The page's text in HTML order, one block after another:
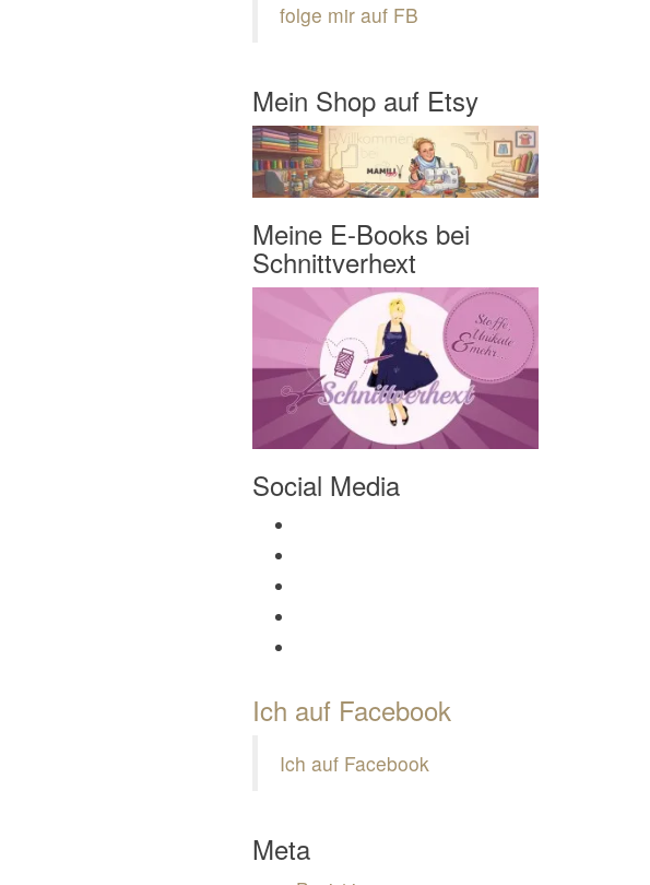
folge mir auf FB
Mein Shop auf Etsy
Meine E-Books bei
Schnittverhext
Social Media
Ich auf Facebook
Ich auf Facebook
Meta